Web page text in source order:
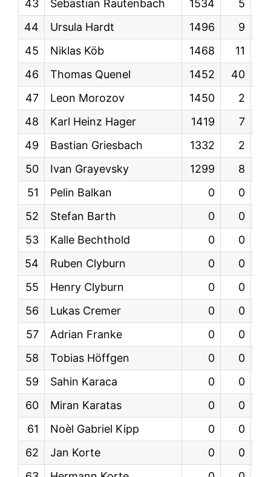
43
Sebastian Rautenbach 1534 5
44
Ursula Hardt 1496 9
45
Niklas Köb 1468 11
46
Thomas Quenel 1452 40
47
Leon Morozov 1450 2
48
Karl Heinz Hager 1419 7
49
Bastian Griesbach 1332 2
50
Ivan Grayevsky 1299 8
51
Pelin Balkan 0
0
52
Stefan Barth 0 0
53
Kalle Bechthold 0
0
54
Ruben Clyburn 0 0
55
Henry Clyburn 0 0
56
Lukas Cremer 0 0
57
Adrian Franke 0
0
58
Tobias Höffgen 0
0
59
Sahin Karaca 0 0
60
Miran Karatas 0
0
61
Noèl Gabriel Kipp 0
0
62
Jan Korte 0 0